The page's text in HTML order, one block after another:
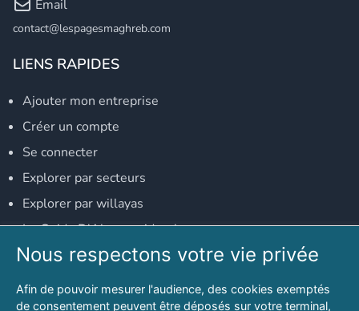
Email
contact@lespagesmaghreb.com
LIENS RAPIDES
Ajouter mon entreprise
Créer un compte
Se connecter
Explorer par secteurs
Explorer par willayas
Le Guide D'Alger, guide-alger.com
NOS RÉSEAUX SOCIAUX
Notre page Facebook
Nous respectons votre vie privée
Afin de pouvoir mesurer l'audience, des cookies exemptés
de consentement peuvent être déposés sur votre terminal,